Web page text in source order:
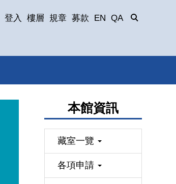
登入 樓層 規章 募款 EN QA
本館資訊
藏室一覽
各項申請